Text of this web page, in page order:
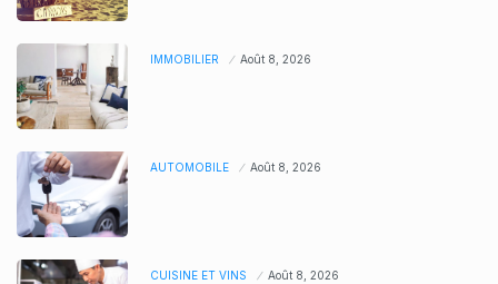
IMMOBILIER Août 8, 2026
AUTOMOBILE Août 8, 2026
CUISINE ET VINS Août 8, 2026